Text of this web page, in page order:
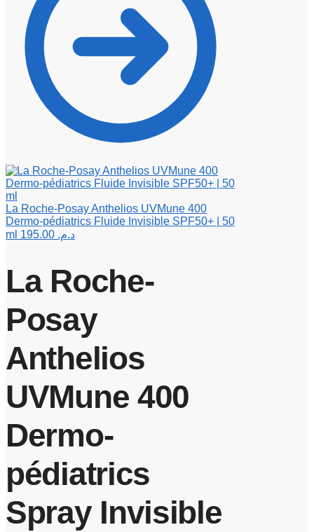
La Roche-Posay Anthelios UVMune 400
Dermo-pédiatrics Fluide Invisible SPF50+ | 50
ml
د.م.
La Roche-
Posay
Anthelios
UVMune 400
Dermo-
pédiatrics
Spray Invisible